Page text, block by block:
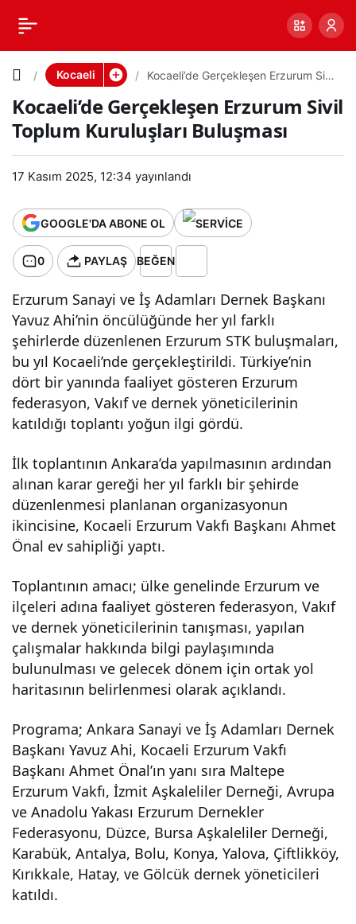
Kocaeli
Kocaeli’de Gerçekleşen Erzurum Sivil
Kocaeli’de Gerçekleşen Erzurum Sivil
Toplum Kuruluşları Buluşması
17 Kasım 2025, 12:34 yayınlandı
GOOGLE'DA ABONE OL
0 PAYLAŞ BEĞEN
Erzurum Sanayi ve İş Adamları Dernek Başkanı
Yavuz Ahi’nin öncülüğünde her yıl farklı
şehirlerde düzenlenen Erzurum STK buluşmaları,
bu yıl Kocaeli’nde gerçekleştirildi. Türkiye’nin
dört bir yanında faaliyet gösteren Erzurum
federasyon, Vakıf ve dernek yöneticilerinin
katıldığı toplantı yoğun ilgi gördü.
İlk toplantının Ankara’da yapılmasının ardından
alınan karar gereği her yıl farklı bir şehirde
düzenlenmesi planlanan organizasyonun
ikincisine, Kocaeli Erzurum Vakfı Başkanı Ahmet
Önal ev sahipliği yaptı.
Toplantının amacı; ülke genelinde Erzurum ve
ilçeleri adına faaliyet gösteren federasyon, Vakıf
ve dernek yöneticilerinin tanışması, yapılan
çalışmalar hakkında bilgi paylaşımında
bulunulması ve gelecek dönem için ortak yol
haritasının belirlenmesi olarak açıklandı.
Programa; Ankara Sanayi ve İş Adamları Dernek
Başkanı Yavuz Ahi, Kocaeli Erzurum Vakfı
Başkanı Ahmet Önal’ın yanı sıra Maltepe
Erzurum Vakfı, İzmit Aşkaleliler Derneği, Avrupa
ve Anadolu Yakası Erzurum Dernekler
Federasyonu, Düzce, Bursa Aşkaleliler Derneği,
Karabük, Antalya, Bolu, Konya, Yalova, Çiftlikköy,
Kırıkkale, Hatay, ve Gölcük dernek yöneticileri
katıldı.
Kocaeli’d
Gerçekle
şen
Sivil
Kuruluşla
rı
Buluşmas
ı
PAYLAŞ